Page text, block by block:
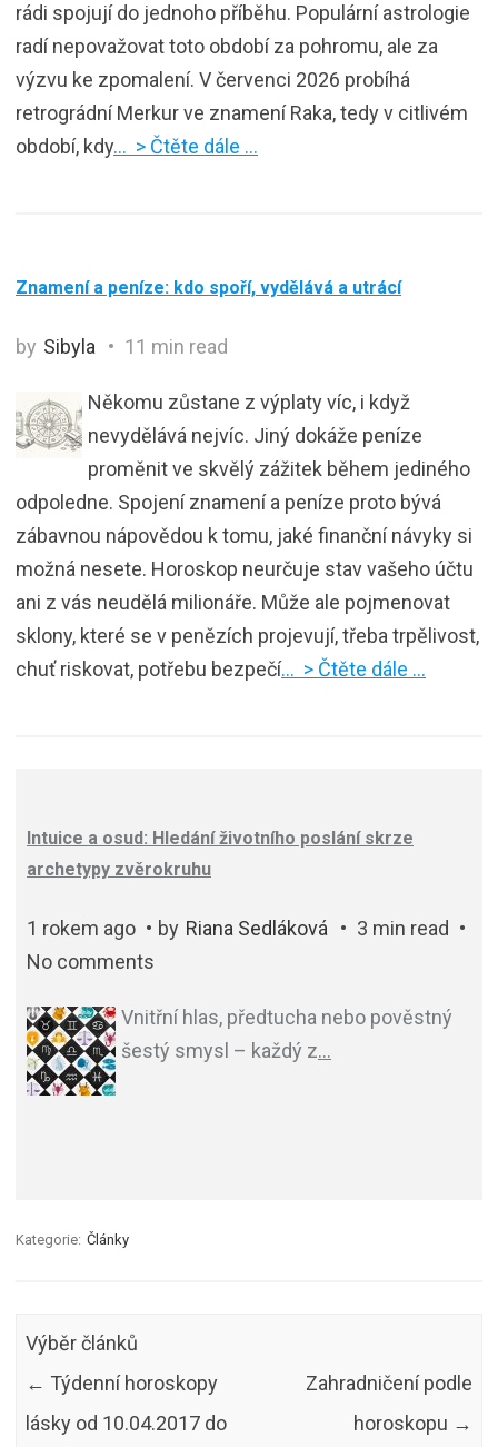
rádi spojují do jednoho příběhu. Populární astrologie
radí nepovažovat toto období za pohromu, ale za
výzvu ke zpomalení. V červenci 2026 probíhá
retrográdní Merkur ve znamení Raka, tedy v citlivém
období, kdy… > Čtěte dále …
Znamení a peníze: kdo spoří, vydělává a utrácí
by Sibyla 11 min read
Někomu zůstane z výplaty víc, i když
nevydělává nejvíc. Jiný dokáže peníze
proměnit ve skvělý zážitek během jediného
odpoledne. Spojení znamení a peníze proto bývá
zábavnou nápovědou k tomu, jaké finanční návyky si
možná nesete. Horoskop neurčuje stav vašeho účtu
ani z vás neudělá milionáře. Může ale pojmenovat
sklony, které se v penězích projevují, třeba trpělivost,
chuť riskovat, potřebu bezpečí… > Čtěte dále …
Intuice a osud: Hledání životního poslání skrze
archetypy zvěrokruhu
1 rokem ago by Riana Sedláková
3 min read
No comments
Vnitřní hlas, předtucha nebo pověstný
šestý smysl – každý z…
Kategorie: Články
Výběr článků
← Týdenní horoskopy
lásky od 10.04.2017 do
Zahradničení podle
horoskopu →